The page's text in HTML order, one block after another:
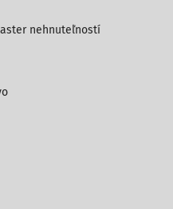
nehnuteľností